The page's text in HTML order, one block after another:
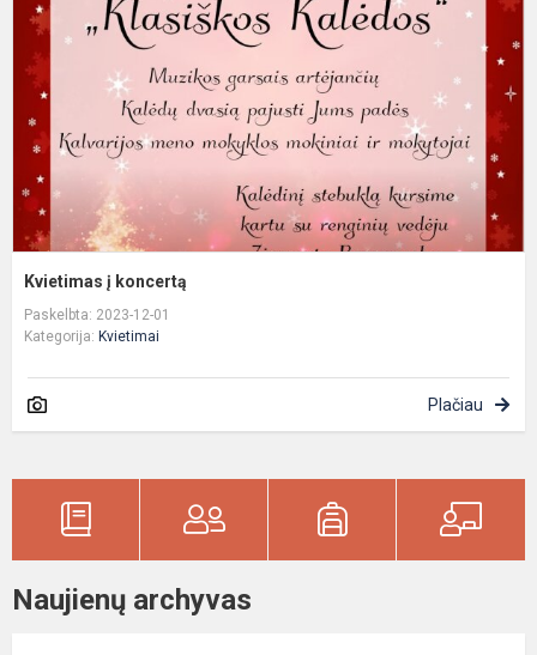
Kvietimas į koncertą
Paskelbta: 2023-12-01
Kategorija: Kvietimai
Plačiau
Naujienų archyvas